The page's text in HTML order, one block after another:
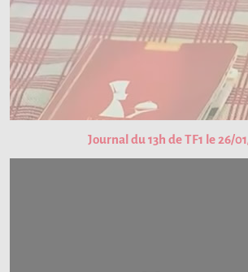
Journal du 13h de TF1 le 26/